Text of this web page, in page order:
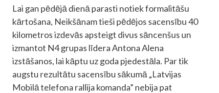
Lai gan pēdējā dienā parasti notiek formalitāšu
kārtošana, Neikšānam tieši pēdējos sacensību 40
kilometros izdevās apsteigt divus sāncenšus un
izmantot N4 grupas līdera Antona Alena
izstāšanos, lai kāptu uz goda pjedestāla. Par tik
augstu rezultātu sacensību sākumā „Latvijas
Mobilā telefona rallija komanda” nebija pat